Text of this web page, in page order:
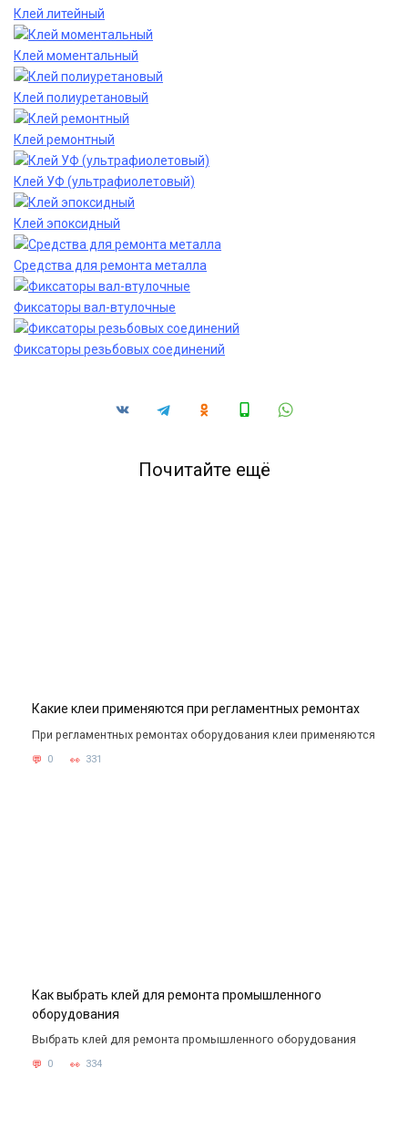
Клей литейный
Клей моментальный
Клей полиуретановый
Клей ремонтный
Клей УФ (ультрафиолетовый)
Клей эпоксидный
Средства для ремонта металла
Фиксаторы вал-втулочные
Фиксаторы резьбовых соединений
Почитайте ещё
Какие клеи применяются при регламентных ремонтах
При регламентных ремонтах оборудования клеи применяются
0 331
Как выбрать клей для ремонта промышленного
оборудования
Выбрать клей для ремонта промышленного оборудования
0 334